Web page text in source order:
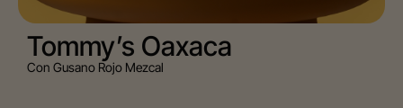
Tommy’s Oaxaca
Con Gusano Rojo Mezcal